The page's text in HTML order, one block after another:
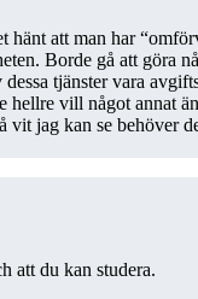
att man har
Borde gå att göra
tjänster vara
hellre vill något annat
jag kan se behöver
att du kan studera.